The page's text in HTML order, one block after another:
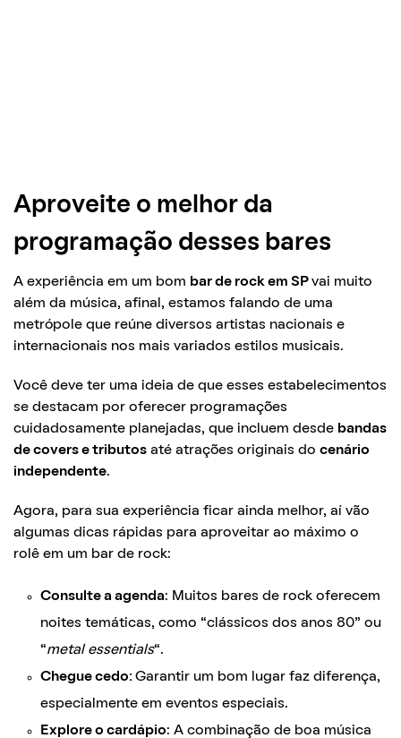
Aproveite o melhor da
programação desses bares
A experiência em um bom bar de rock em SP vai muito
além da música, afinal, estamos falando de uma
metrópole que reúne diversos artistas nacionais e
internacionais nos mais variados estilos musicais.
Você deve ter uma ideia de que esses estabelecimentos
se destacam por oferecer programações
cuidadosamente planejadas, que incluem desde bandas
de covers e tributos até atrações originais do cenário
independente.
Agora, para sua experiência ficar ainda melhor, aí vão
algumas dicas rápidas para aproveitar ao máximo o
rolê em um bar de rock:
Consulte a agenda: Muitos bares de rock oferecem
noites temáticas, como “clássicos dos anos 80” ou
“metal essentials“.
Chegue cedo: Garantir um bom lugar faz diferença,
especialmente em eventos especiais.
Explore o cardápio: A combinação de boa música